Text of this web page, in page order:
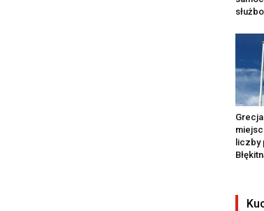
liczby